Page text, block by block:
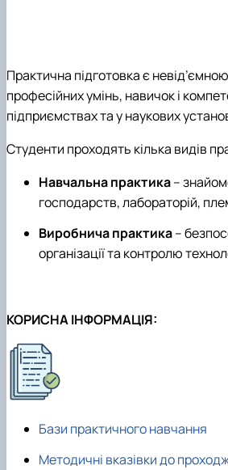
Практична підготовка є
професійних умінь, навичок і
підприємствах та у наукових
Студенти проходять кілька видів
Навчальна практика–
господарств, лабораторій,
Виробнича практика–
організації та контролю
КОРИСНА ІНФОРМАЦІЯ:
Бази практичного навчання
Методичні вказівки до